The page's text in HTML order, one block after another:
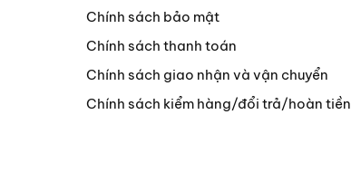
Chính sách bảo mật
Chính sách thanh toán
Chính sách giao nhận và vận chuyển
Chính sách kiểm hàng/đổi trả/hoàn tiền